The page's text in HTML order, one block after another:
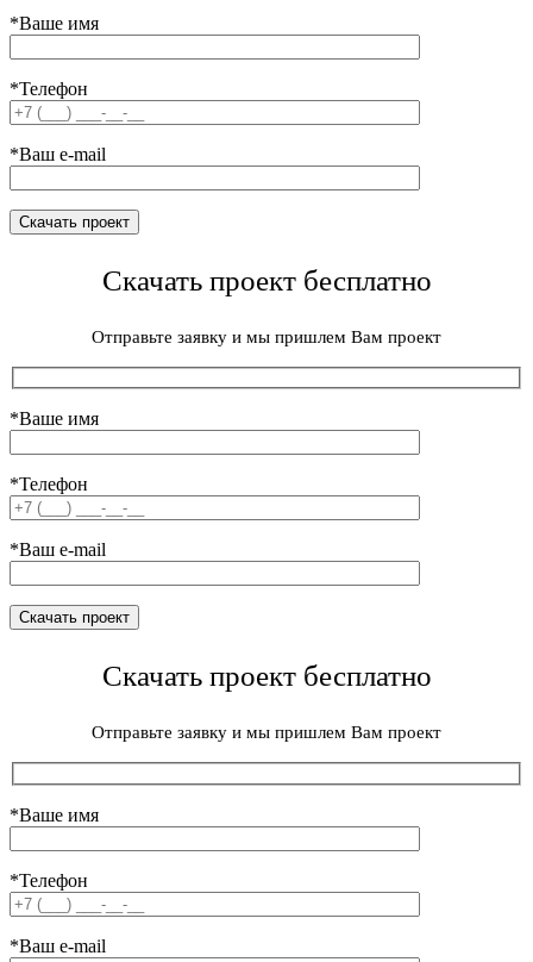
*Ваше имя
*Телефон
*Ваш e-mail
Скачать проект бесплатно
Отправьте заявку и мы пришлем Вам проект
*Ваше имя
*Телефон
*Ваш e-mail
Скачать проект бесплатно
Отправьте заявку и мы пришлем Вам проект
*Ваше имя
*Телефон
*Ваш e-mail